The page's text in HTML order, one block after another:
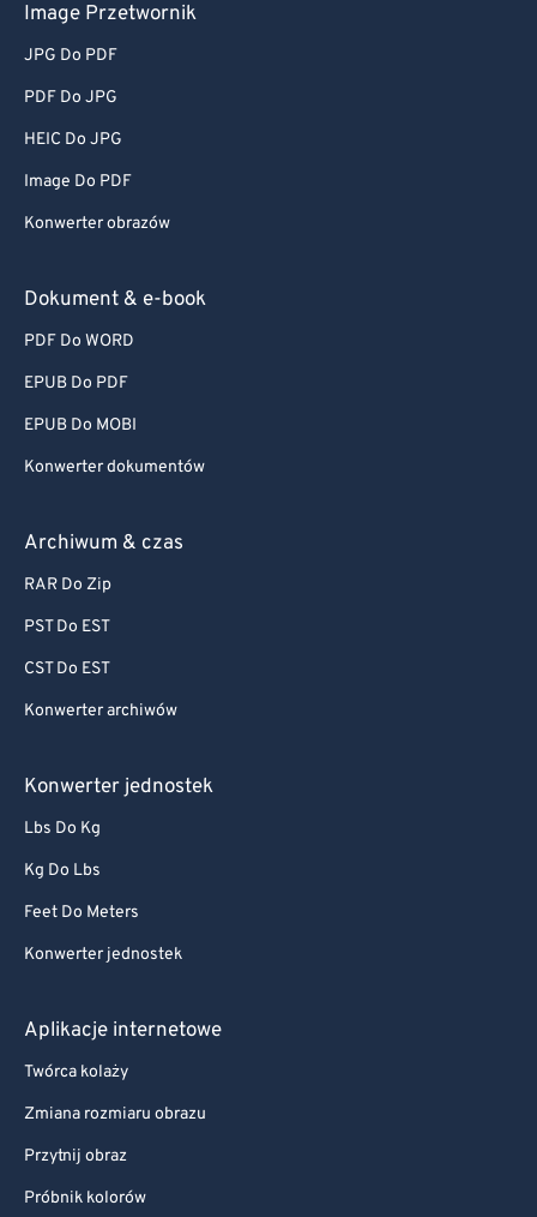
Image Przetwornik
JPG Do PDF
PDF Do JPG
HEIC Do JPG
Image Do PDF
Konwerter obrazów
Dokument & e-book
PDF Do WORD
EPUB Do PDF
EPUB Do MOBI
Konwerter dokumentów
Archiwum & czas
RAR Do Zip
PST Do EST
CST Do EST
Konwerter archiwów
Konwerter jednostek
Lbs Do Kg
Kg Do Lbs
Feet Do Meters
Konwerter jednostek
Aplikacje internetowe
Twórca kolaży
Zmiana rozmiaru obrazu
Przytnij obraz
Próbnik kolorów